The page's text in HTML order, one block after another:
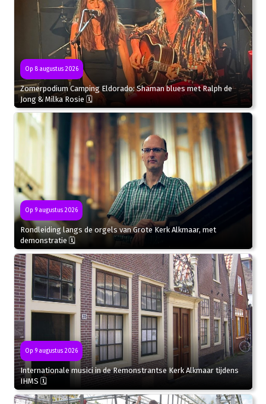
Op 8 augustus 2026
Zomerpodium Camping Eldorado: Shaman blues met Ralph de
Jong & Milka Rosie 🗓
Op 9 augustus 2026
Rondleiding langs de orgels van Grote Kerk Alkmaar, met
demonstratie 🗓
Op 9 augustus 2026
Internationale musici in de Remonstrantse Kerk Alkmaar tijdens
IHMS 🗓